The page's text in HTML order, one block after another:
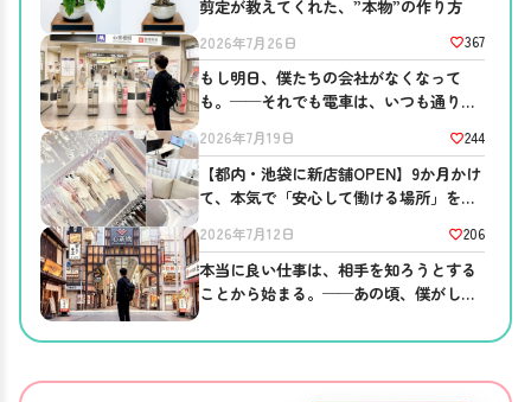
剪定が教えてくれた、”本物”の作り方
2026年7月26日 367
もし明日、僕たちの会社がなくなって
も。──それでも電車は、いつも通り走
2026年7月19日 244
【都内・池袋に新店舗OPEN】9か月かけ
て、本気で「安心して働ける場所」を作
2026年7月12日 206
本当に良い仕事は、相手を知ろうとする
ことから始まる。──あの頃、僕がして